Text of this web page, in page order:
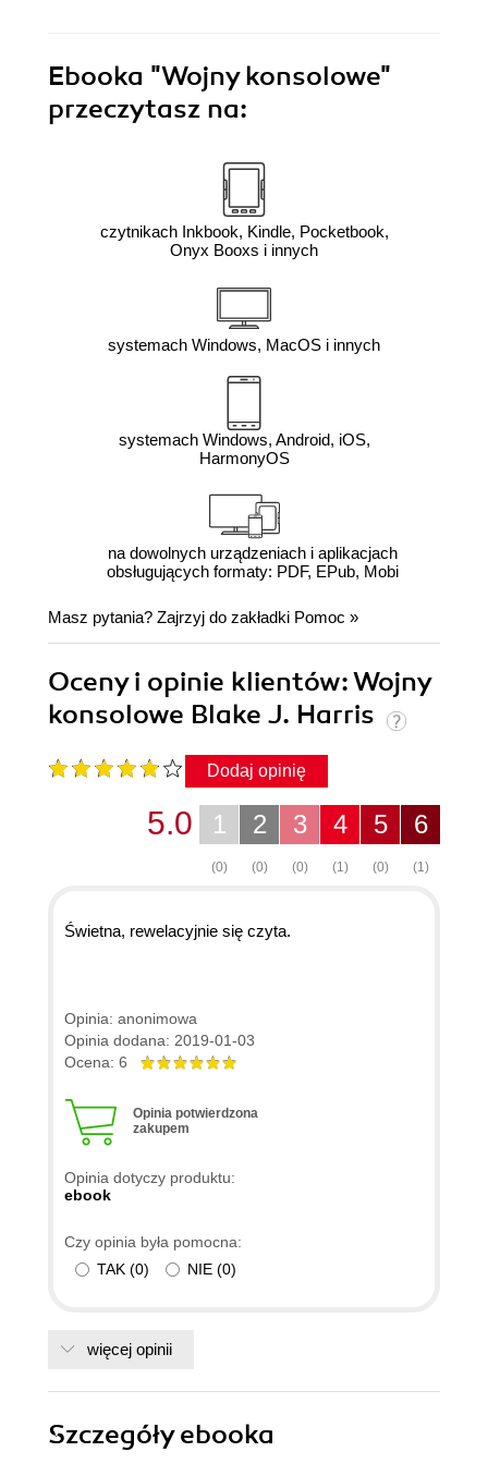
Ebooka "Wojny konsolowe"
przeczytasz na:
czytnikach Inkbook, Kindle, Pocketbook,
Onyx Booxs i innych
systemach Windows, MacOS i innych
systemach Windows, Android, iOS,
HarmonyOS
na dowolnych urządzeniach i aplikacjach
obsługujących formaty: PDF, EPub, Mobi
Masz pytania? Zajrzyj do zakładki Pomoc »
Oceny i opinie klientów: Wojny
konsolowe Blake J. Harris
Dodaj opinię
6
(1)
5
(0)
4
(1)
3
(0)
2
(0)
1
(0)
5.0
Świetna, rewelacyjnie się czyta.
Opinia: anonimowa
Opinia dodana: 2019-01-03
Ocena: 6
Opinia potwierdzona
zakupem
Opinia dotyczy produktu:
ebook
Czy opinia była pomocna:
TAK (0) NIE (0)
więcej opinii
Szczegółyebooka